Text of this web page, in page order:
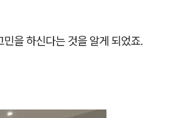
을 하신다는 것을 알게 되었죠.